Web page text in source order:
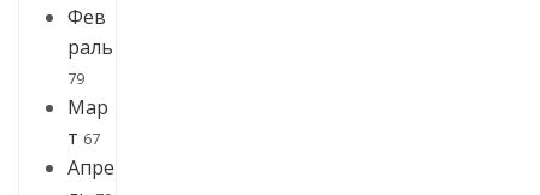
Фев
раль
79
Мар
т 67
Апре